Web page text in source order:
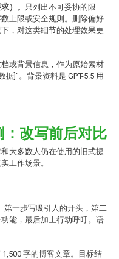
）。 只列出不可妥协的限
上限或安全规则。删除偏好
，对这类细节的处理效果更
或背景信息，作为原始素材
]"。背景资料是 GPT-5.5 用
改写前后对比
大多数人仍在使用的旧式提
工作场景。
第一步写吸引人的开头，第二
能，最后加上行动呼吁。语
字的博客文章。目标结